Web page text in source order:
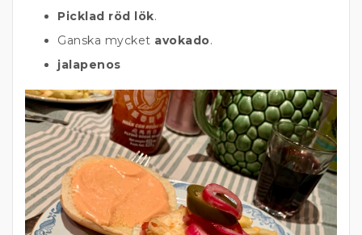
Picklad röd lök.
Ganska mycket avokado.
jalapenos